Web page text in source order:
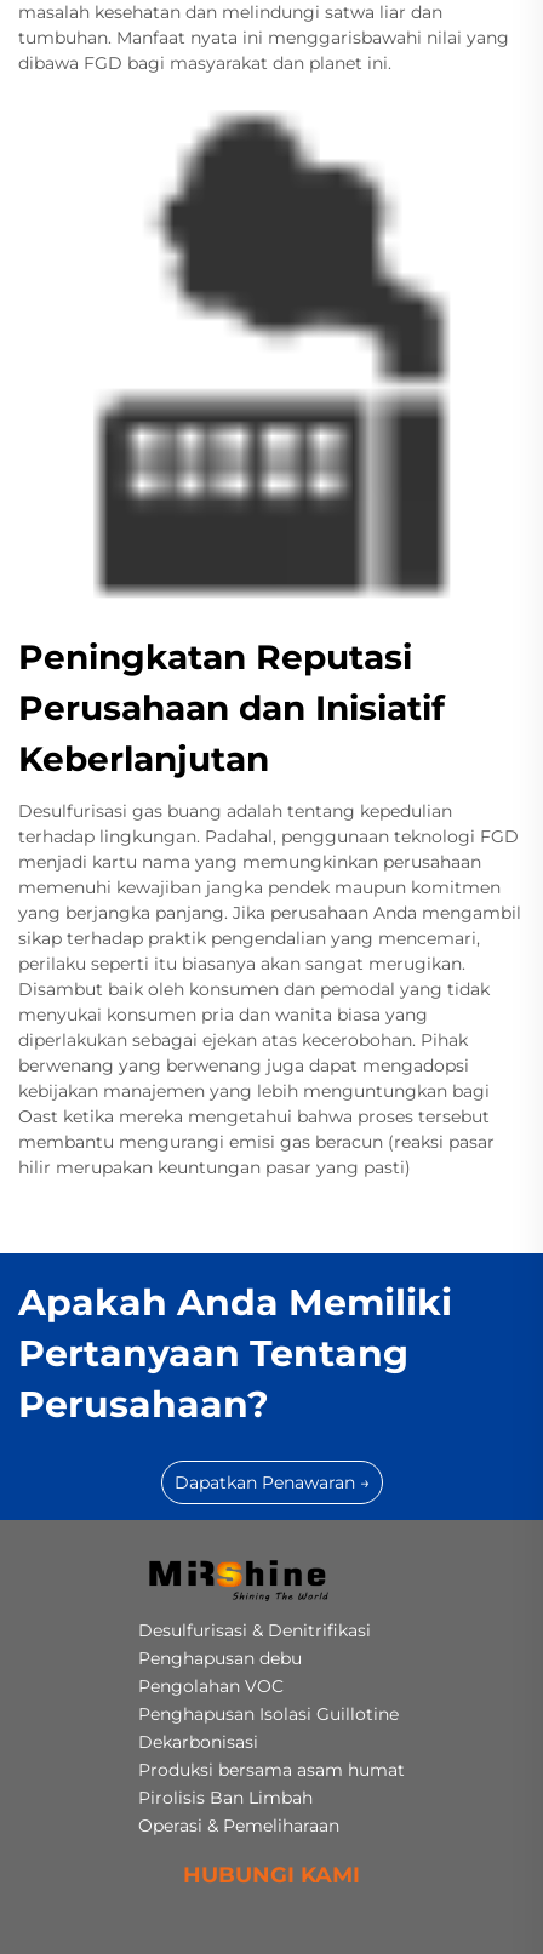
masalah kesehatan dan melindungi satwa liar dan
tumbuhan. Manfaat nyata ini menggarisbawahi nilai yang
dibawa FGD bagi masyarakat dan planet ini.
Peningkatan Reputasi
Perusahaan dan Inisiatif
Keberlanjutan
Desulfurisasi gas buang adalah tentang kepedulian
terhadap lingkungan. Padahal, penggunaan teknologi FGD
menjadi kartu nama yang memungkinkan perusahaan
memenuhi kewajiban jangka pendek maupun komitmen
yang berjangka panjang. Jika perusahaan Anda mengambil
sikap terhadap praktik pengendalian yang mencemari,
perilaku seperti itu biasanya akan sangat merugikan.
Disambut baik oleh konsumen dan pemodal yang tidak
menyukai konsumen pria dan wanita biasa yang
diperlakukan sebagai ejekan atas kecerobohan. Pihak
berwenang yang berwenang juga dapat mengadopsi
kebijakan manajemen yang lebih menguntungkan bagi
Oast ketika mereka mengetahui bahwa proses tersebut
membantu mengurangi emisi gas beracun (reaksi pasar
hilir merupakan keuntungan pasar yang pasti)
Apakah Anda Memiliki
Pertanyaan Tentang
Perusahaan?
Dapatkan Penawaran →
Desulfurisasi & Denitrifikasi
Penghapusan debu
Pengolahan VOC
Penghapusan Isolasi Guillotine
Dekarbonisasi
Produksi bersama asam humat
Pirolisis Ban Limbah
Operasi & Pemeliharaan
HUBUNGI KAMI